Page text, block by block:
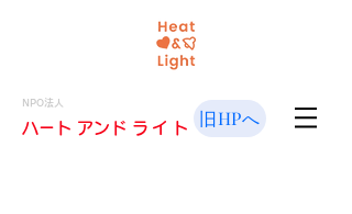
NPO法人
​ハート アンド ライト 旧HPへ